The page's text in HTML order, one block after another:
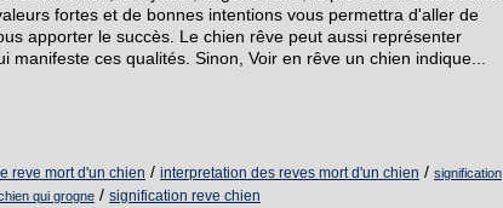
fortes et de bonnes intentions vous permettra d'aller de
apporter le succès. Le chien rêve peut aussi représenter
manifeste ces qualités. Sinon, Voir en rêve un chien indique...
reve mort d'un chien / interpretation des reves mort d'un chien / signification
qui grogne / signification reve chien